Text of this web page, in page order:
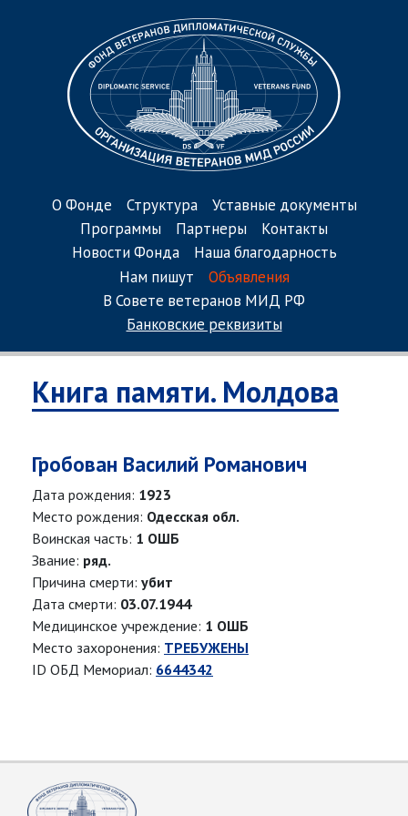
О Фонде Структура
Уставные документы
Программы
Партнеры
Контакты
Новости Фонда
Наша благодарность
Нам пишут
Объявления
В Совете ветеранов МИД РФ
Банковские реквизиты
Книга памяти. Молдова
Гробован Василий Романович
Дата рождения: 1923
Место рождения: Одесская обл.
Воинская часть: 1 ОШБ
Звание: ряд.
Причина смерти: убит
Дата смерти: 03.07.1944
Медицинское учреждение: 1 ОШБ
Место захоронения: ТРЕБУЖЕНЫ
ID ОБД Мемориал: 6644342